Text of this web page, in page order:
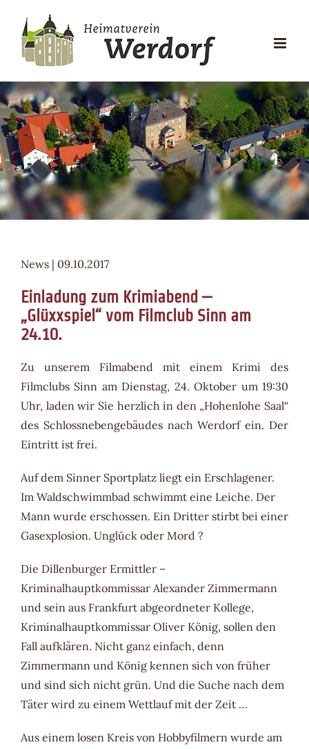
Inhalt
springen
News | 09.10.2017
Einladung zum Krimiabend –
„Glüxxspiel“ vom Filmclub Sinn am
24.10.
Zu unserem Filmabend mit einem Krimi des
Filmclubs Sinn am Dienstag, 24. Oktober um 19:30
Uhr, laden wir Sie herzlich in den „Hohenlohe Saal“
des Schlossnebengebäudes nach Werdorf ein. Der
Eintritt ist frei.
Auf dem Sinner Sportplatz liegt ein Erschlagener.
Im Waldschwimmbad schwimmt eine Leiche. Der
Mann wurde erschossen. Ein Dritter stirbt bei einer
Gasexplosion. Unglück oder Mord ?
Die Dillenburger Ermittler –
Kriminalhauptkommissar Alexander Zimmermann
und sein aus Frankfurt abgeordneter Kollege,
Kriminalhauptkommissar Oliver König, sollen den
Fall aufklären. Nicht ganz einfach, denn
Zimmermann und König kennen sich von früher
und sind sich nicht grün. Und die Suche nach dem
Täter wird zu einem Wettlauf mit der Zeit …
Aus einem losen Kreis von Hobbyfilmern wurde am